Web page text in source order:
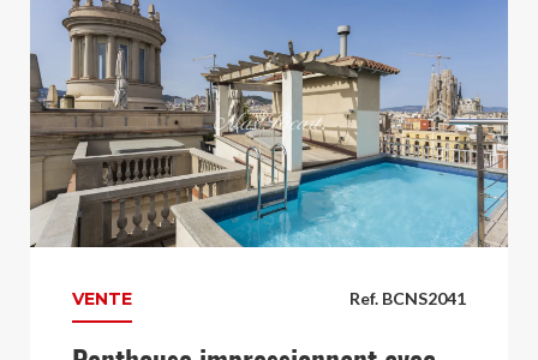
Ref. BCNS2041
VENTE